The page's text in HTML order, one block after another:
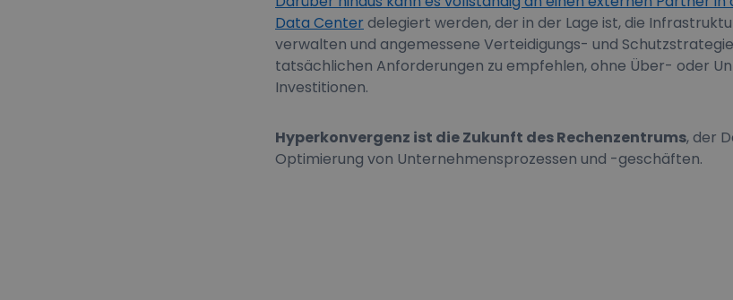
Data Center delegiert werden, der in der Lage ist, die
verwalten und angemessene Verteidigungs- und
tatsächlichen Anforderungen zu empfehlen, ohne Über- oder
Investitionen.
Hyperkonvergenz ist die Zukunft des Rechenzentrums, der
Optimierung von Unternehmensprozessen und -geschäften.